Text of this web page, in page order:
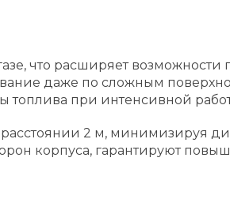
что расширяет
даже по сложным
топлива при интенсивной
2 м, минимизируя
корпуса, гарантируют